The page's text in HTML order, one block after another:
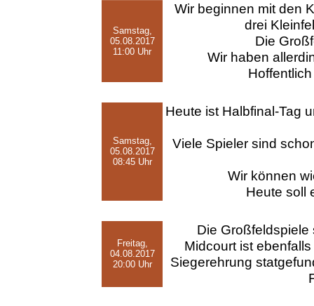
Samstag,
05.08.2017
11:00 Uhr
Wir beginnen mit den
drei
Die
Wir haben
Samstag,
05.08.2017
08:45 Uhr
Heute ist Halbfinal-Tag
Viele Spieler sind
Wir können
Heute soll
Freitag,
04.08.2017
20:00 Uhr
Die
Midcourt ist
Siegerehrung